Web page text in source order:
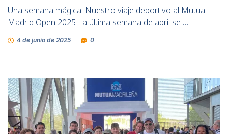
Una semana mágica: Nuestro viaje deportivo al Mutua
Madrid Open 2025 La última semana de abril se …
4 de junio de 2025 0